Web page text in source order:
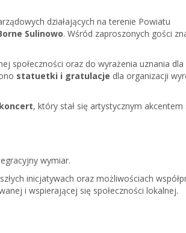
działających na terenie Powiatu
Sulinowo. Wśród zaproszonych gości
społeczności oraz do wyrażenia uznania dla
statuetki i gratulacje dla organizacji
, który stał się artystycznym akcentem
wymiar.
inicjatywach oraz możliwościach
i wspierającej się społeczności lokalnej.